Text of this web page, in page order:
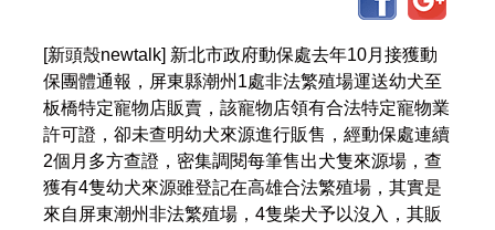
[新頭殼newtalk] 新北市政府動保處去年10月接獲動
保團體通報，屏東縣潮州1處非法繁殖場運送幼犬至
板橋特定寵物店販賣，該寵物店領有合法特定寵物業
許可證，卻未查明幼犬來源進行販售，經動保處連續
2個月多方查證，密集調閱每筆售出犬隻來源場，查
獲有4隻幼犬來源雖登記在高雄合法繁殖場，其實是
來自屏東潮州非法繁殖場，4隻柴犬予以沒入，其販